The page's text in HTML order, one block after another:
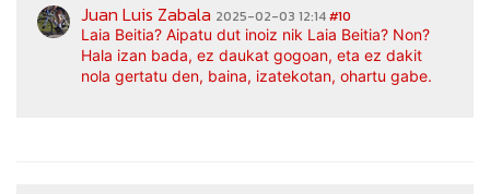
Juan Luis Zabala 2025-02-03 12:14#10
Laia Beitia? Aipatu dut inoiz nik Laia Beitia? Non?
Hala izan bada, ez daukat gogoan, eta ez dakit
nola gertatu den, baina, izatekotan, ohartu gabe.